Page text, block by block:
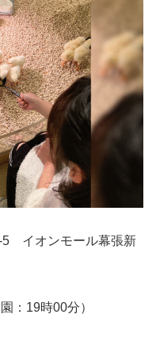
5 イオンモール幕張新
：19時00分）